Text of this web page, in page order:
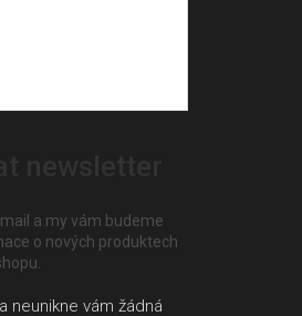
a my vám budeme
o nových produktech